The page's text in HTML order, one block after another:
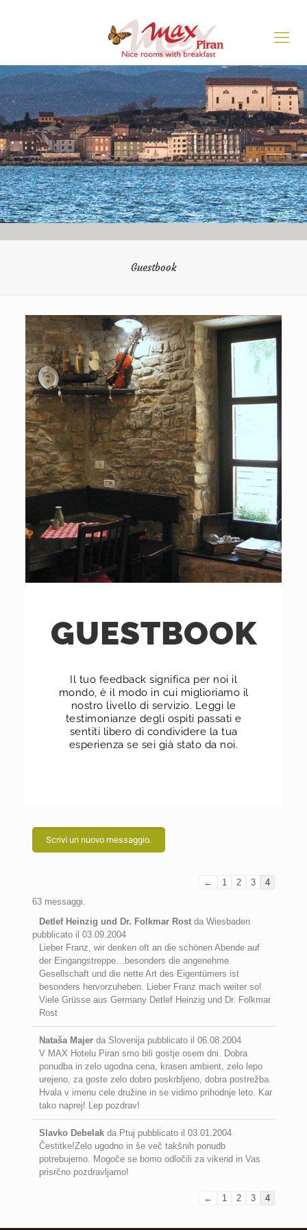
Guestbook
GUESTBOOK
Il tuo feedback significa per noi il
mondo, è il modo in cui miglioriamo il
nostro livello di servizio. Leggi le
testimonianze degli ospiti passati e
sentiti libero di condividere la tua
esperienza se sei già stato da noi.
← 1 2 3
4
63 messaggi.
Detlef Heinzig und Dr. Folkmar Rostda Wiesbaden
pubblicato il 03.09.2004
Lieber Franz, wir denken oft an die schönen Abende auf
der Eingangstreppe…besonders die angenehme
Gesellschaft und die nette Art des Eigentümers ist
besonders hervorzuheben. Lieber Franz mach weiter so!
Viele Grüsse aus Germany Detlef Heinzig und Dr. Folkmar
Rost
Nataša Majerda Slovenija pubblicato il 06.08.2004
V MAX Hotelu Piran smo bili gostje osem dni. Dobra
ponudba in zelo ugodna cena, krasen ambient, zelo lepo
urejeno, za goste zelo dobro poskrbljeno, dobra postrežba.
Hvala v imenu cele družine in se vidimo prihodnje leto. Kar
tako naprej! Lep pozdrav!
Slavko Debelakda Ptuj pubblicato il 03.01.2004
Čestitke!Zelo ugodno in še več takšnih ponudb
potrebujemo. Mogoče se bomo odločili za vikend in Vas
prisrčno pozdravljamo!
← 1 2 3 4